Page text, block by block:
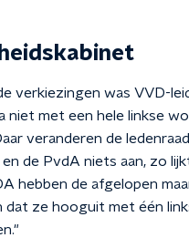
verkiezingen was VVD-
niet met een hele linkse
veranderen de
de PvdA niets aan, zo
hebben de afgelopen
dat ze hooguit met één